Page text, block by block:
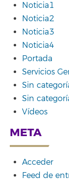
Noticia1
Noticia2
Noticia3
Noticia4
Portada
Servicios
Sin
Sin
Vídeos
META
Acceder
Feed de